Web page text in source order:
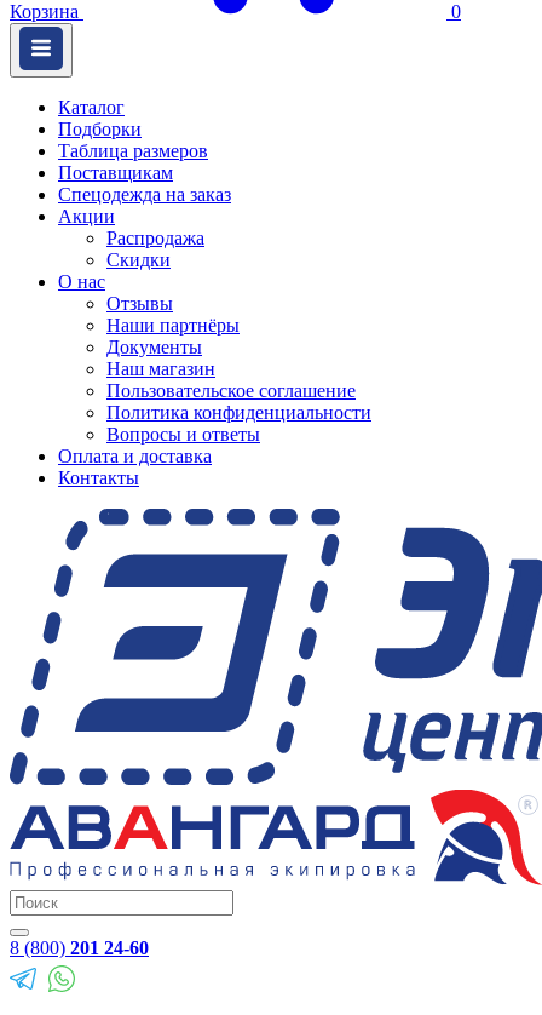
Корзина 0
Каталог
Подборки
Таблица размеров
Поставщикам
Спецодежда на заказ
Акции
Распродажа
Скидки
О нас
Отзывы
Наши партнёры
Документы
Наш магазин
Пользовательское соглашение
Политика конфиденциальности
Вопросы и ответы
Оплата и доставка
Контакты
8 (800) 201 24-60